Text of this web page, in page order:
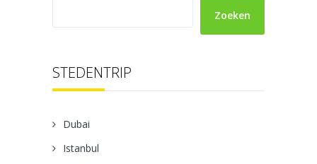
Zoeken
STEDENTRIP
Dubai
Istanbul